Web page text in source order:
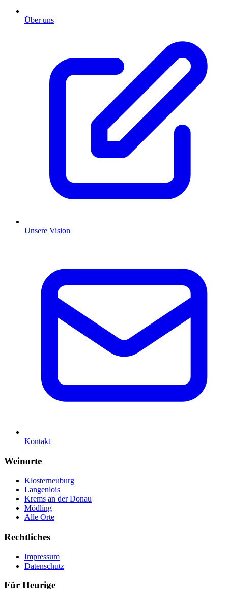
Über uns
Unsere Vision
Kontakt
Weinorte
Klosterneuburg
Langenlois
Krems an der Donau
Mödling
Alle Orte
Rechtliches
Impressum
Datenschutz
Für Heurige